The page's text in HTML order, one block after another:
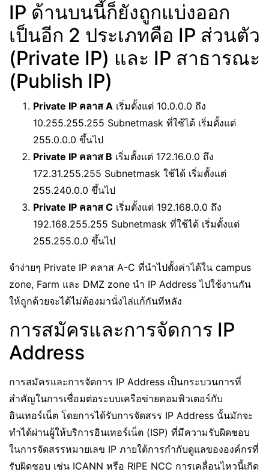
IP ด้านบนนี้ก็ยังถูกแบ่งออก
เป็นอีก 2 ประเภทคือ IP ส่วนตัว
(Private IP) และ IP สาธารณะ
(Publish IP)
Private IP คลาส A เริ่มตั้งแต่ 10.0.0.0 ถึง
10.255.255.255 Subnetmask ที่ใช้ได้ เริ่มตั้งแต่
255.0.0.0 ขึ้นไป
Private IP คลาส B เริ่มตั้งแต่ 172.16.0.0 ถึง
172.31.255.255 Subnetmask ใช้ได้ เริ่มตั้งแต่
255.240.0.0 ขึ้นไป
Private IP คลาส C เริ่มตั้งแต่ 192.168.0.0 ถึง
192.168.255.255 Subnetmask ที่ใช้ได้ เริ่มตั้งแต่
255.255.0.0 ขึ้นไป
จำง่ายๆ Private IP คลาส A-C ที่นำไปตั้งค่าได้ใน campus
zone, Farm และ DMZ zone นำ IP Address ไปใช้งานกัน
ให้ถูกด้วยจะได้ไม่ต้องมานั่งไล่แก้กันทีหลัง
การสมัครและการจัดการ IP
Address
การสมัครและการจัดการ IP Address เป็นกระบวนการที่
สำคัญในการเชื่อมต่อระบบเครือข่ายคอมพิวเตอร์กับ
อินเทอร์เน็ต โดยการได้รับการจัดสรร IP Address นั้นมักจะ
ทำได้ผ่านผู้ให้บริการอินเทอร์เน็ต (ISP) ที่มีความรับผิดชอบ
ในการจัดสรรหมายเลข IP ภายใต้การกำกับดูแลขององค์กรที่
รับผิดชอบ เช่น ICANN หรือ RIPE NCC การเคลื่อนไหวนี้เกิด